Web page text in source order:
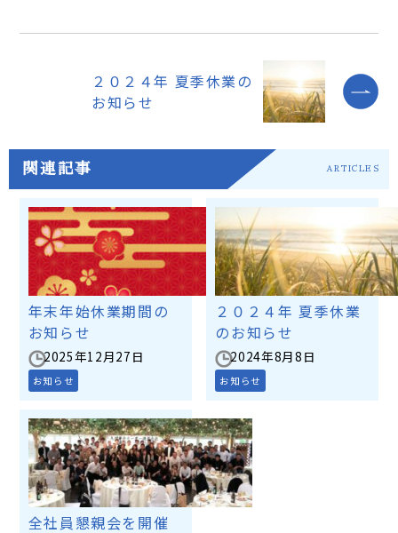
２０２４年 夏季休業の
お知らせ
関連記事 ARTICLES
年末年始休業期間の
お知らせ
2025年12月27日
お知らせ
２０２４年 夏季休業
のお知らせ
2024年8月8日
お知らせ
全社員懇親会を開催